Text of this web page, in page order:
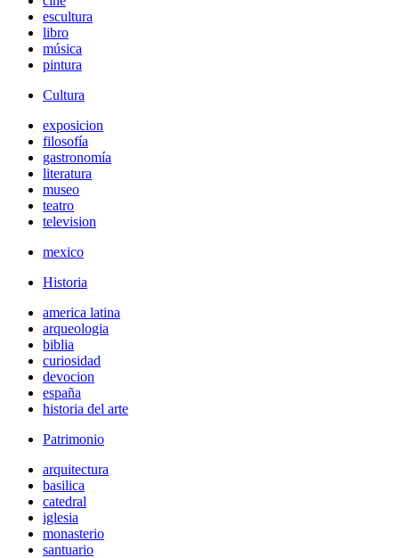
escultura
libro
música
pintura
Cultura
exposicion
filosofía
gastronomía
literatura
museo
teatro
television
mexico
Historia
america latina
arqueologia
biblia
curiosidad
devocion
españa
historia del arte
Patrimonio
arquitectura
basilica
catedral
iglesia
monasterio
santuario